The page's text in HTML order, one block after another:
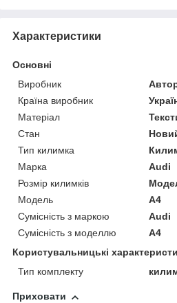
Характеристики
Основні
Виробник
Країна виробник
Матеріал
Стан
Тип килимка
Марка
Audi
Розмір килимків
Модель
A4
Сумісність з маркою
Audi
Сумісність з моделлю
A4
Користувальницькі
Тип комплекту
Приховати